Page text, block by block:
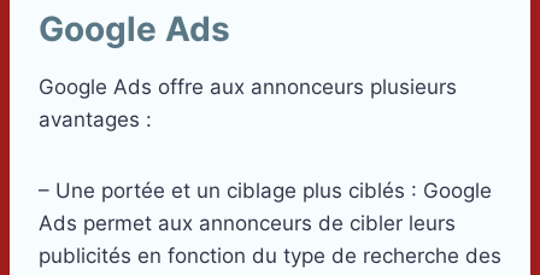
Google Ads
Google Ads offre aux annonceurs plusieurs
avantages :
– Une portée et un ciblage plus ciblés : Google
Ads permet aux annonceurs de cibler leurs
publicités en fonction du type de recherche des